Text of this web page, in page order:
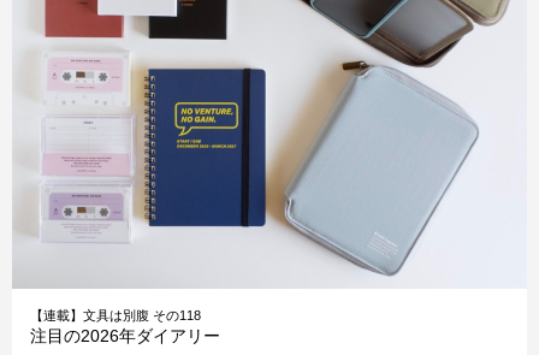
【連載】文具は別腹 その118
注目の2026年ダイアリー